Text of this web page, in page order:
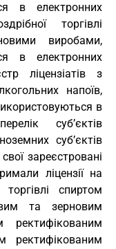
в електронних
торгівлі
виробами,
в електронних
ліцензіатів з
напоїв,
в
суб’єктів
суб’єктів
зареєстровані
ліцензії на
спиртом
та зерновим
ректифікованим
ректифікованим